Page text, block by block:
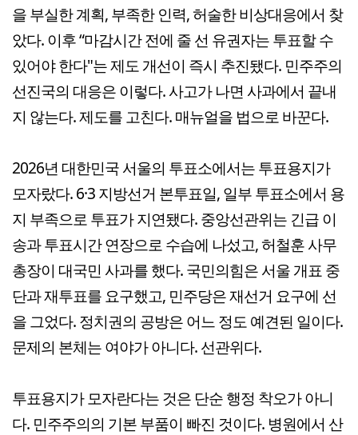
을 부실한 계획, 부족한 인력, 허술한 비상대응에서 찾
았다. 이후 “마감시간 전에 줄 선 유권자는 투표할 수
있어야 한다"는 제도 개선이 즉시 추진됐다. 민주주의
선진국의 대응은 이렇다. 사고가 나면 사과에서 끝내
지 않는다. 제도를 고친다. 매뉴얼을 법으로 바꾼다.
2026년 대한민국 서울의 투표소에서는 투표용지가
모자랐다. 6·3 지방선거 본투표일, 일부 투표소에서 용
지 부족으로 투표가 지연됐다. 중앙선관위는 긴급 이
송과 투표시간 연장으로 수습에 나섰고, 허철훈 사무
총장이 대국민 사과를 했다. 국민의힘은 서울 개표 중
단과 재투표를 요구했고, 민주당은 재선거 요구에 선
을 그었다. 정치권의 공방은 어느 정도 예견된 일이다.
문제의 본체는 여야가 아니다. 선관위다.
투표용지가 모자란다는 것은 단순 행정 착오가 아니
다. 민주주의의 기본 부품이 빠진 것이다. 병원에서 산